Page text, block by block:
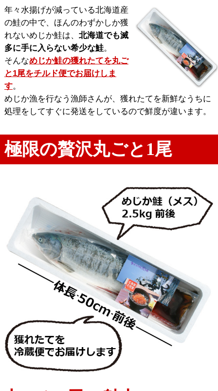
年々水揚げが減っている北海道産
の鮭の中で、ほんのわずかしか獲
れないめじか鮭は、 北海道でも滅
多に手に入らない希少な鮭。
そんなめじか鮭の獲れたてを丸ご
と1尾をチルド便でお届けしま
す。
めじか漁を行なう漁師さんが、獲れたてを新鮮なうちに
処理をしてすぐに発送をしているので鮮度が違います。
極限の贅沢丸ごと1尾